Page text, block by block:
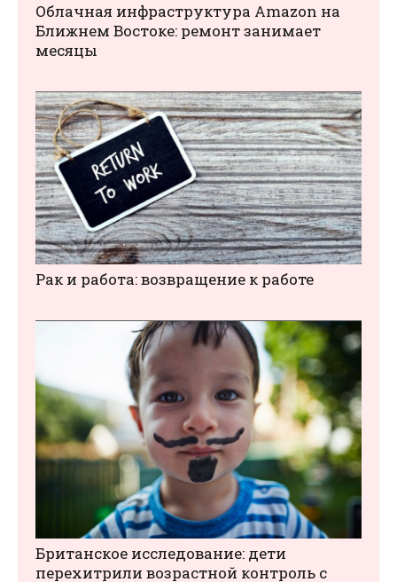
Облачная инфраструктура Amazon на
Ближнем Востоке: ремонт занимает
месяцы
Рак и работа: возвращение к работе
Британское исследование: дети
перехитрили возрастной контроль с